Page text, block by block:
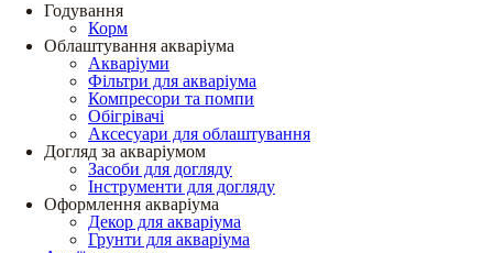
Годування
Корм
Облаштування акваріума
Акваріуми
Фільтри для акваріума
Компресори та помпи
Обігрівачі
Аксесуари для облаштування
Догляд за акваріумом
Засоби для догляду
Інструменти для догляду
Оформлення акваріума
Декор для акваріума
Грунти для акваріума